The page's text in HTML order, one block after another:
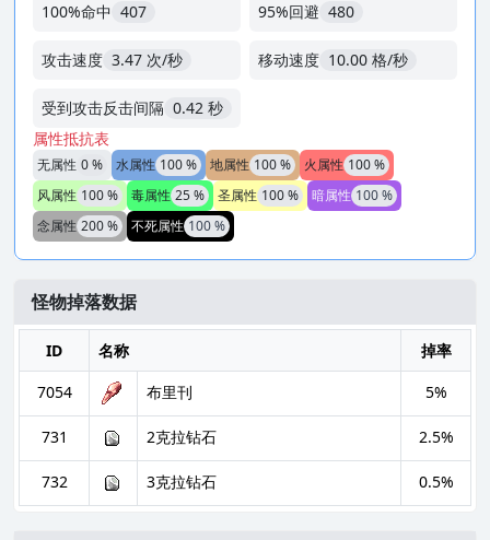
100%命中 407 95%回避 480
攻击速度 3.47 次/秒 移动速度 10.00 格/秒
受到攻击反击间隔 0.42 秒
属性抵抗表
无属性 0 % 水属性 100 % 地属性 100 % 火属性 100 %
风属性 100 % 毒属性 25 % 圣属性 100 % 暗属性 100 %
念属性 200 % 不死属性 100 %
怪物掉落数据
ID 名称
掉率
7054
布里刊 5%
731 2克拉钻石 2.5%
732 3克拉钻石 0.5%